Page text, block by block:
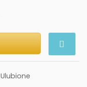
Ulubione